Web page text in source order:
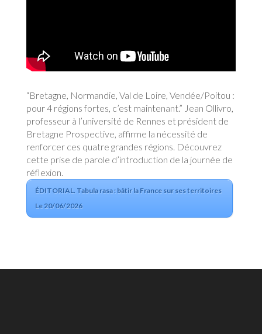
“Bretagne, Normandie, Val de Loire, Vendée/Poitou :
pour 4 régions fortes, c’est maintenant.” Jean Ollivro,
professeur à l’université de Rennes et président de
Bretagne Prospective, affirme la nécessité de
renforcer ces quatre grandes régions. Découvrez
cette prise de parole d’introduction de la journée de
réflexion.
ÉDITORIAL. Tabula rasa : bâtir la France sur ses territoires
Le 20/06/2026